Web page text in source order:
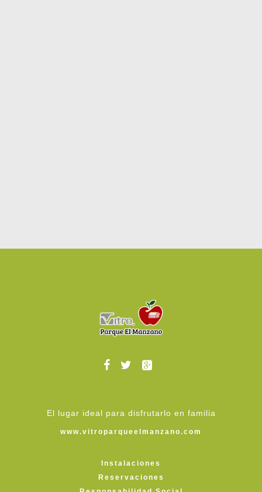
El lugar ideal para disfrutarlo en familia
www.vitroparqueelmanzano.com
Instalaciones
Reservaciones